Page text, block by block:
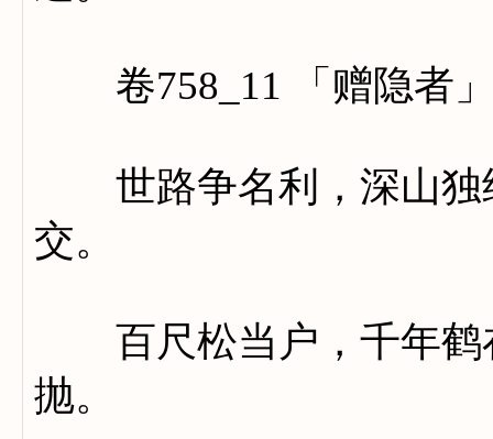
卷758_11 「赠隐者
世路争名利，深山独
交。
百尺松当户，千年鹤
抛。